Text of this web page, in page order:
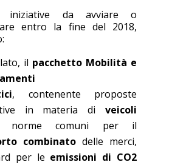
da avviare o
entro la fine del 2018,
il pacchetto Mobilità e
,
contenente proposte
in materia diveicoli
norme comuni per il
combinatodelle merci,
per le emissioni di CO2